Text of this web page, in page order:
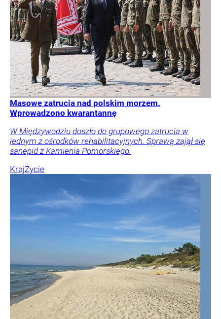
Masowe zatrucia nad polskim morzem.
Wprowadzono kwarantannę
W Międzywodziu doszło do grupowego zatrucia w
jednym z ośrodków rehabilitacyjnych. Sprawą zajął się
sanepid z Kamienia Pomorskiego.
KrajŻycie